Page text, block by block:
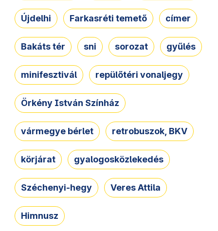
Újdelhi Farkasréti temető címer
Bakáts tér sni sorozat gyűlés
minifesztivál repülőtéri vonaljegy
Örkény István Színház
vármegye bérlet retrobuszok, BKV
körjárat gyalogosközlekedés
Széchenyi-hegy Veres Attila
Himnusz